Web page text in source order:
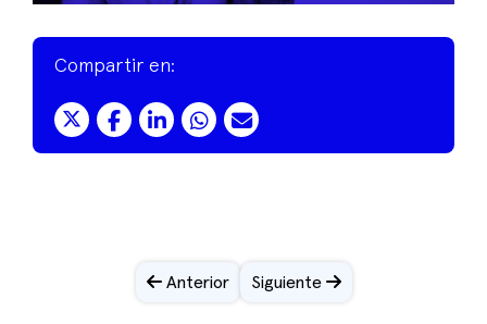
Compartir en:
Anterior Siguiente